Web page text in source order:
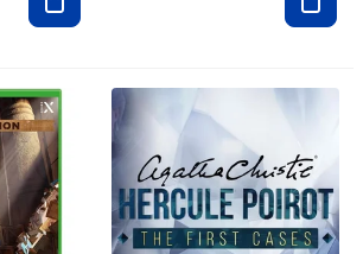
Prix barré 33,33€ HT
Prix 19,56€ HT